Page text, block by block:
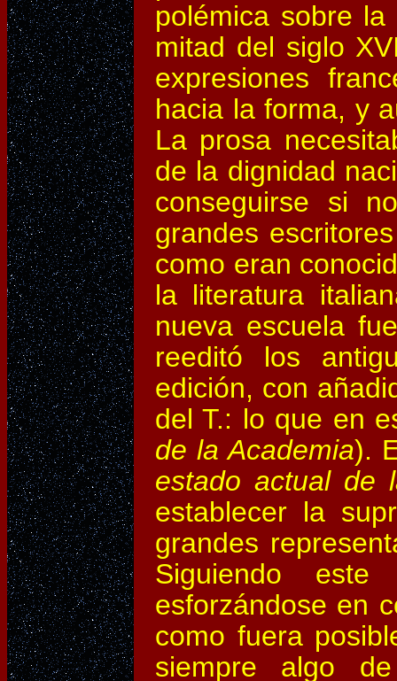
polémica sobre
mitad del siglo
expresiones
hacia la forma, y
La prosa
de la dignidad
conseguirse si
grandes
como eran
la literatura
nueva escuela
reeditó los
edición, con
del T.: lo que en
de la Academia).
estado actual de
establecer la
grandes
Siguiendo
esforzándose en
como fuera
siempre algo